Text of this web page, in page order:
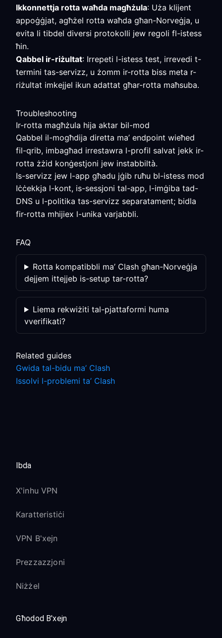
Ikkonnettja rotta waħda magħżula: Uża klijent
appoġġjat, agħżel rotta waħda għan-Norveġja, u
evita li tibdel diversi protokolli jew regoli fl-istess
ħin.
Qabbel ir-riżultat: Irrepeti l-istess test, irrevedi t-
termini tas-servizz, u żomm ir-rotta biss meta r-
riżultat imkejjel ikun adattat għar-rotta maħsuba.
Troubleshooting
Ir-rotta magħżula hija aktar bil-mod
Qabbel il-mogħdija diretta ma’ endpoint wieħed
fil-qrib, imbagħad irrestawra l-profil salvat jekk ir-
rotta żżid konġestjoni jew instabbiltà.
Is-servizz jew l-app għadu jġib ruħu bl-istess mod
Iċċekkja l-kont, is-sessjoni tal-app, l-imġiba tad-
DNS u l-politika tas-servizz separatament; bidla
fir-rotta mhijiex l-unika varjabbli.
FAQ
Rotta kompatibbli ma’ Clash għan-Norveġja
dejjem ittejjeb is-setup tar-rotta?
Liema rekwiżiti tal-pjattaformi huma
vverifikati?
Related guides
Gwida tal-bidu ma’ Clash
Issolvi l-problemi ta’ Clash
Ibda
X'inhu VPN
Karatteristiċi
VPN B'xejn
Prezzazzjoni
Niżżel
Għodod B'xejn